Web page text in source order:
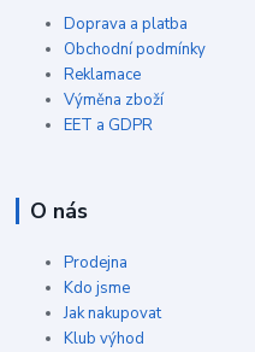
Doprava a platba
Obchodní podmínky
Reklamace
Výměna zboží
EET a GDPR
O nás
Prodejna
Kdo jsme
Jak nakupovat
Klub výhod